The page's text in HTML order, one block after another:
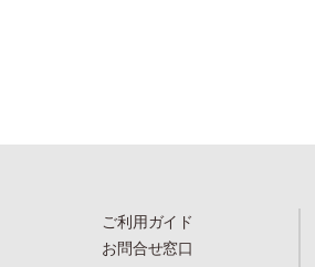
ご利用ガイド
お問合せ窓口